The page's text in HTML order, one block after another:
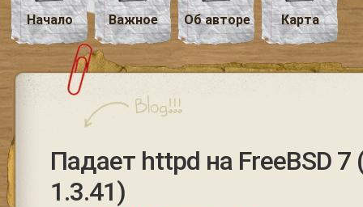
Начало Важное Об авторе Карта
Падает httpd на FreeBSD 7
1.3.41)